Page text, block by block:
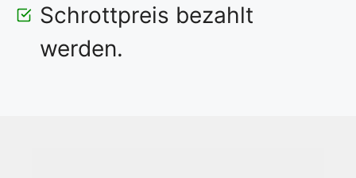
Schrottpreis bezahlt
werden.